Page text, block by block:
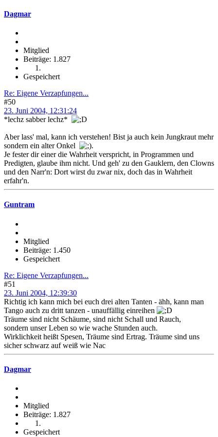
Dagmar
Mitglied
Beiträge: 1.827
Gespeichert
Re: Eigene Verzapfungen...
#50
23. Juni 2004, 12:31:24
*lechz sabber lechz*
Aber lass' mal, kann ich verstehen! Bist ja auch kein Jungkraut mehr
sondern ein alter Onkel
.
Je fester dir einer die Wahrheit verspricht, in Programmen und
Predigten, glaube ihm nicht. Und geh' zu den Gauklern, den Clowns
und den Narr'n: Dort wirst du zwar nix, doch das in Wahrheit
erfahr'n.
Guntram
Mitglied
Beiträge: 1.450
Gespeichert
Re: Eigene Verzapfungen...
#51
23. Juni 2004, 12:39:30
Richtig ich kann mich bei euch drei alten Tanten - ähh, kann man
Tango auch zu dritt tanzen - unauffällig einreihen
Träume sind nicht Schäume, sind nicht Schall und Rauch,
sondern unser Leben so wie wache Stunden auch.
Wirklichkeit heißt Spesen, Träume sind Ertrag. Träume sind uns
sicher schwarz auf weiß wie Nac
Dagmar
Mitglied
Beiträge: 1.827
Gespeichert